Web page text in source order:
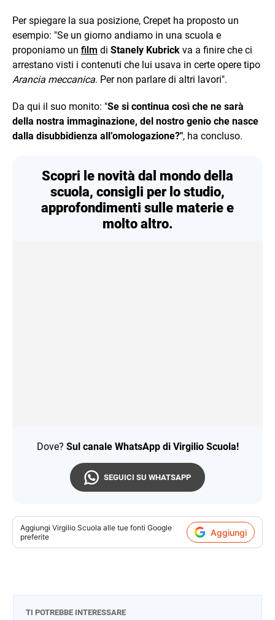
Per spiegare la sua posizione, Crepet ha proposto un
esempio: "Se un giorno andiamo in una scuola e
proponiamo un film di Stanely Kubrick va a finire che ci
arrestano visti i contenuti che lui usava in certe opere tipo
Arancia meccanica. Per non parlare di altri lavori".
Da qui il suo monito: "Se si continua così che ne sarà
della nostra immaginazione, del nostro genio che nasce
dalla disubbidienza all’omologazione?", ha concluso.
Scopri le novità dal mondo della
scuola, consigli per lo studio,
approfondimenti sulle materie e
molto altro.
Dove? Sul canale WhatsApp di Virgilio Scuola!
SEGUICI SU WHATSAPP
Aggiungi Virgilio Scuola alle tue fonti Google
preferite
Aggiungi
TI POTREBBE INTERESSARE